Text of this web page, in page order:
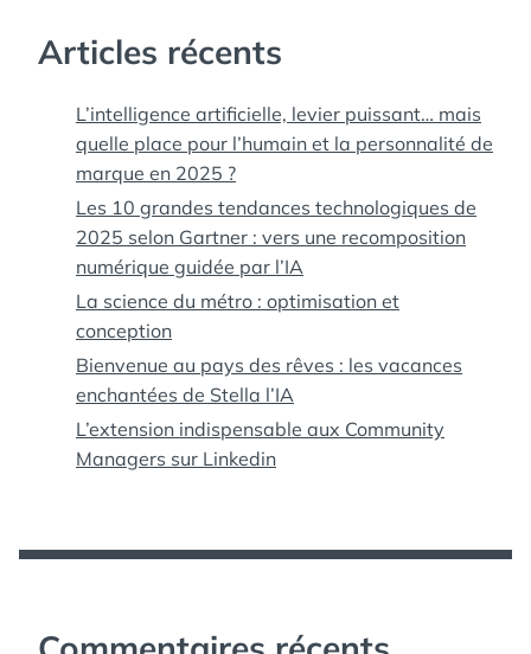
Articles récents
L’intelligence artificielle, levier puissant… mais
quelle place pour l’humain et la personnalité de
marque en 2025 ?
Les 10 grandes tendances technologiques de
2025 selon Gartner : vers une recomposition
numérique guidée par l’IA
La science du métro : optimisation et
conception
Bienvenue au pays des rêves : les vacances
enchantées de Stella l’IA
L’extension indispensable aux Community
Managers sur Linkedin